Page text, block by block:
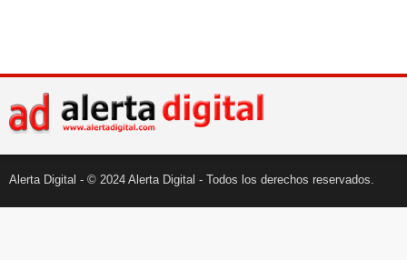
Alerta Digital - © 2024 Alerta Digital - Todos los derechos reservados.